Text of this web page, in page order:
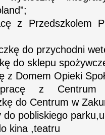
z Przedszkolem
do przychodni
do sklepu
z Domem Opieki
z Centrum
do Centrum w
do pobliskiego
kina ,teatru